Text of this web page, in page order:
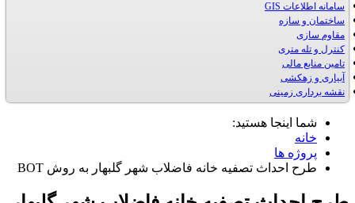
سامانه اطلاعات GIS
ساختمان و سازه
مقاوم سازی
کنترل و تله متری
تامین منابع مالی
آبیاری و زهكشی
نقشه برداری زمینی
شما اینجا هستید:
خانه
پروژه ها
طرح احداث تصفیه خانه فاضلاب شهر گلبهار به روش BOT